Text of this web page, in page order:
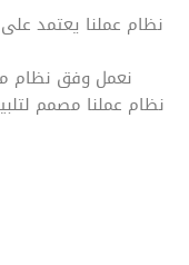
نظام عملنا يعتمد
نعمل وفق نظام
نظام عملنا مصمم